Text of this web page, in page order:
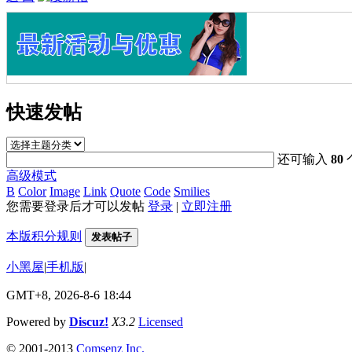
快速发帖
还可输入80
高级模式
B Color Image Link Quote Code Smilies
您需要登录后才可以发帖 登录 | 立即注册
本版积分规则 发表帖子
小黑屋|手机版|
GMT+8, 2026-8-6 18:44
Powered by Discuz! X3.2 Licensed
© 2001-2013 Comsenz Inc.